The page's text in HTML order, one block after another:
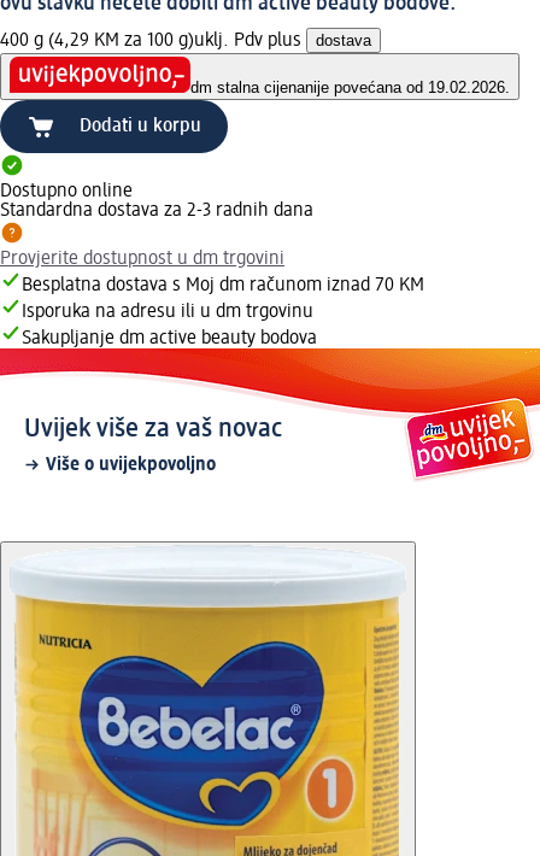
400 g (4,29 KM za 100 g)uklj. Pdv plus dostava
dm stalna cijenanije povećana od 19.02.2026.
Dodati u korpu
Dostupno online
Standardna dostava za 2-3 radnih dana
Provjerite dostupnost u dm trgovini
Besplatna dostava s Moj dm računom iznad 70 KM
Isporuka na adresu ili u dm trgovinu
Sakupljanje dm active beauty bodova
Uvijek više za vaš novac
Više o uvijekpovoljno